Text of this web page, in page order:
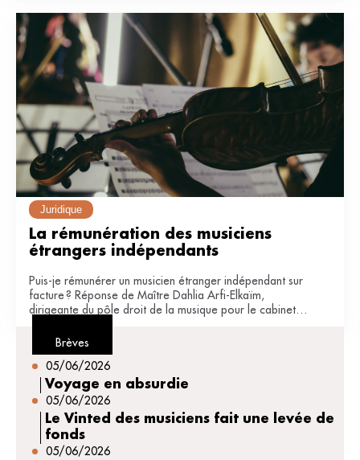
Juridique
La rémunération des musiciens
étrangers indépendants
Puis-je rémunérer un musicien étranger indépendant sur
facture ? Réponse de Maître Dahlia Arfi-Elkaïm,
dirigeante du pôle droit de la musique pour le cabinet
Brèves
05/06/2026
Voyage en absurdie
05/06/2026
Le Vinted des musiciens fait une levée de
fonds
05/06/2026